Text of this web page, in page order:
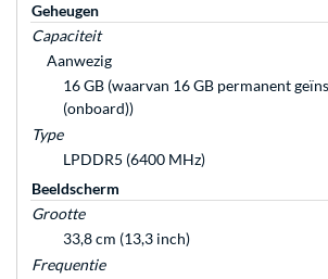
Geheugen
Capaciteit
Aanwezig
16 GB (waarvan 16 GB permanent
(onboard))
Type
LPDDR5 (6400 MHz)
Beeldscherm
Grootte
33,8 cm (13,3 inch)
Frequentie